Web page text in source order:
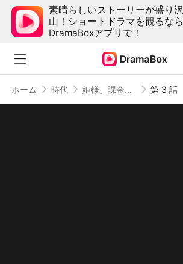
素晴らしいストーリーが盛り沢
山！ショートドラマを観るなら
DramaBoxアプリで！
ホーム 時代 姫様、課金パワー全開！ 第 3 話